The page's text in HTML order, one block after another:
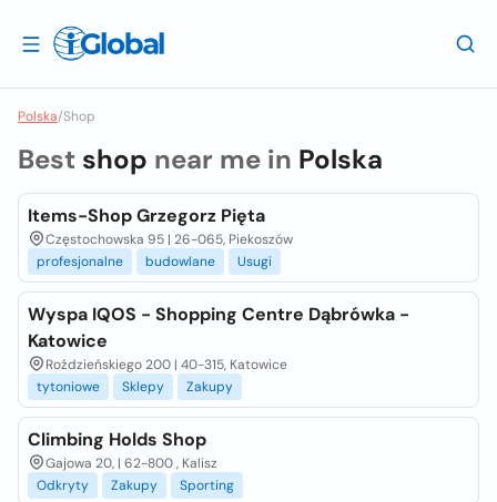
Polska/Shop
Best shop near me in Polska
Items-Shop Grzegorz Pięta
Częstochowska 95 | 26-065, Piekoszów
profesjonalne
budowlane Usugi
Wyspa IQOS - Shopping Centre Dąbrówka -
Katowice
Roździeńskiego 200 | 40-315, Katowice
tytoniowe
Sklepy Zakupy
Climbing Holds Shop
Gajowa 20, | 62-800 , Kalisz
Odkryty
Zakupy Sporting